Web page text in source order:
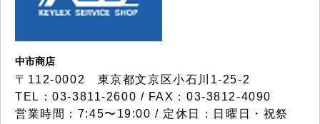
中市商店
〒112-0002 東京都文京区小石川1-25-2
TEL：03-3811-2600 / FAX：03-3812-4090
営業時間：7:45〜19:00 / 定休日：日曜日・祝祭